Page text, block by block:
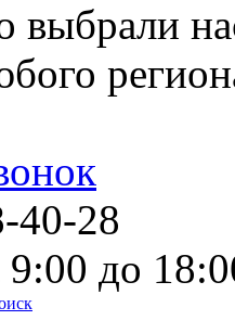
выбрали
40-28
9:00 до